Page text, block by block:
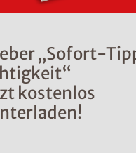
„Sofort-
kostenlos